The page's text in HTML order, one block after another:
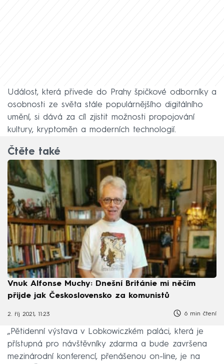
Událost, která přivede do Prahy špičkové odborníky a
osobnosti ze světa stále populárnějšího digitálního
umění, si dává za cíl zjistit možnosti propojování
kultury, kryptoměn a moderních technologií.
Čtěte také
Vnuk Alfonse Muchy: Dnešní Británie mi něčím
přijde jak Československo za komunistů
2. říj 2021, 11:23 6 min čtení
„Pětidenní výstava v Lobkowiczkém paláci, která je
přístupná pro návštěvníky zdarma a bude završena
mezinárodní konferencí, přenášenou on-line, je na